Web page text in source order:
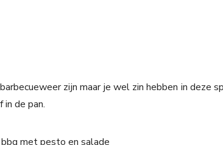
zijn maar je wel zin hebben in deze
de pan.